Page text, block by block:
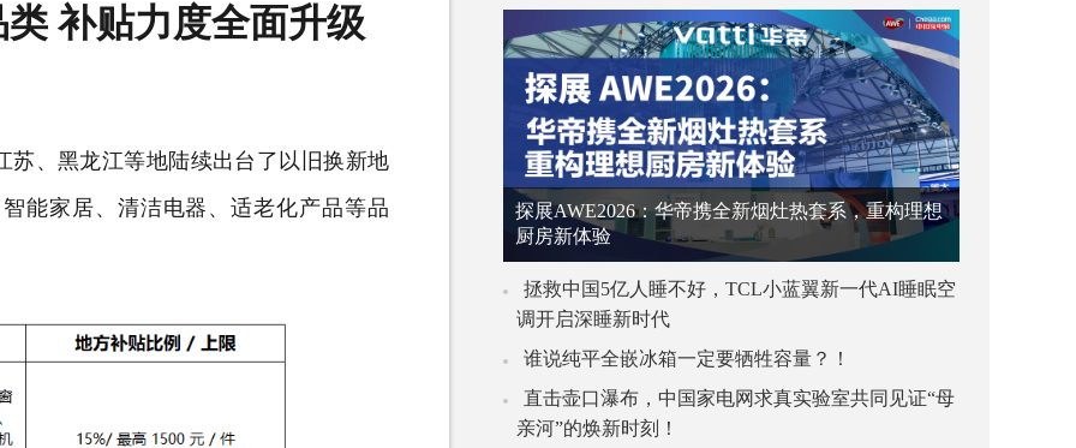
补贴力度全面升级
、黑龙江等地陆续出台了以旧换新地
智能家居、清洁电器 、适老化产品等品
探展AWE2026：华帝携全新烟灶热套系，重构理想
厨房新体验
拯救中国5亿人睡不好，TCL小蓝翼新一代AI睡眠空
调开启深睡新时代
谁说纯平全嵌冰箱一定要牺牲容量？！
直击壶口瀑布，中国家电网求真实验室共同见证“母
亲河”的焕新时刻！